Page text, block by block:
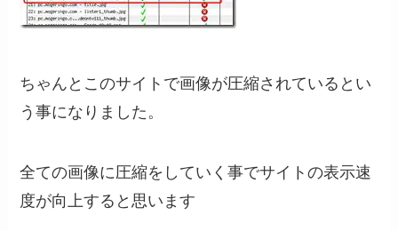
ちゃんとこのサイトで画像が圧縮されているとい
う事になりました。
全ての画像に圧縮をしていく事でサイトの表示速
度が向上すると思います